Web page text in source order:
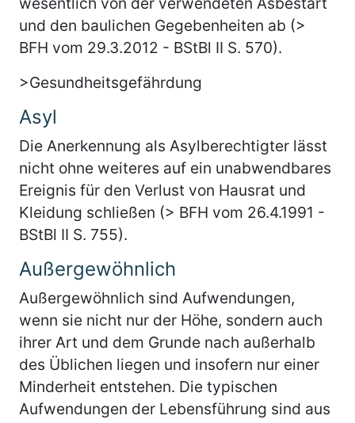
und den baulichen Gegebenheiten ab (>
BFH vom 29.3.2012 - BStBl II S. 570).
>Gesundheitsgefährdung
Asyl
Die Anerkennung als Asylberechtigter lässt
nicht ohne weiteres auf ein unabwendbares
Ereignis für den Verlust von Hausrat und
Kleidung schließen (> BFH vom 26.4.1991 -
BStBl II S. 755).
Außergewöhnlich
Außergewöhnlich sind Aufwendungen,
wenn sie nicht nur der Höhe, sondern auch
ihrer Art und dem Grunde nach außerhalb
des Üblichen liegen und insofern nur einer
Minderheit entstehen. Die typischen
Aufwendungen der Lebensführung sind aus